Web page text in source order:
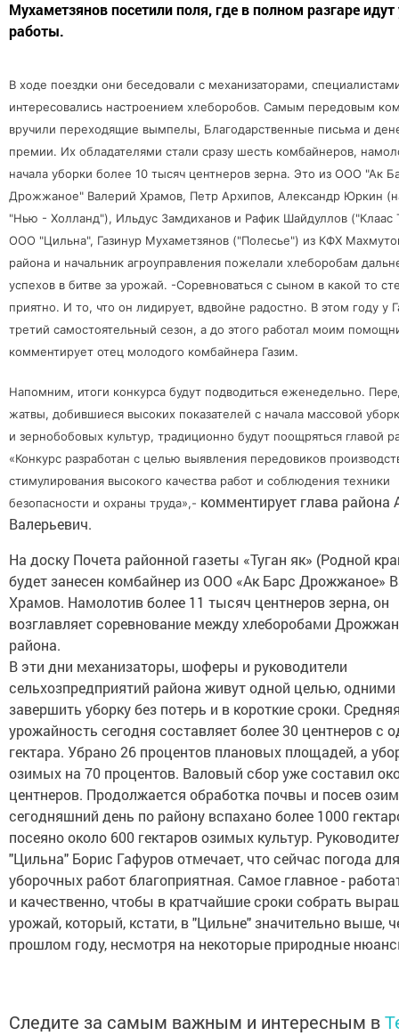
Мухаметзянов посетили поля, где в полном разгаре
работы.
В ходе поездки они беседовали с механизаторами,
интересовались настроением хлеборобов. Самым передовым
вручили переходящие вымпелы, Благодарственные письма и
премии. Их обладателями стали сразу шесть комбайнеров,
начала уборки более 10 тысяч центнеров зерна. Это из ООО "Ак
Дрожжаное" Валерий Храмов, Петр Архипов, Александр Юркин
"Нью - Холланд"), Ильдус Замдиханов и Рафик Шайдуллов ("Клаас
ООО "Цильна", Газинур Мухаметзянов ("Полесье") из КФХ
района и начальник агроуправления пожелали хлеборобам
успехов в битве за урожай. -Соревноваться с сыном в какой то
приятно. И то, что он лидирует, вдвойне радостно. В этом году у
третий самостоятельный сезон, а до этого работал моим
комментирует отец молодого комбайнера Газим.
Напомним, итоги конкурса будут подводиться еженедельно.
жатвы, добившиеся высоких показателей с начала массовой
и зернобобовых культур, традиционно будут поощряться главой
«Конкурс разработан с целью выявления передовиков
стимулирования высокого качества работ и соблюдения техники
безопасности и охраны труда»,- комментирует глава района
Валерьевич.
На доску Почета районной газеты «Туган як» (Родной
будет занесен комбайнер из ООО «Ак Барс Дрожжаное»
Храмов. Намолотив более 11 тысяч центнеров зерна, он
возглавляет соревнование между хлеборобами
района.
В эти дни механизаторы, шоферы и руководители
сельхозпредприятий района живут одной целью,
завершить уборку без потерь и в короткие сроки.
урожайность сегодня составляет более 30 центнеров с
гектара. Убрано 26 процентов плановых площадей, а
озимых на 70 процентов. Валовый сбор уже составил
центнеров. Продолжается обработка почвы и посев
сегодняшний день по району вспахано более 1000
посеяно около 600 гектаров озимых культур.
"Цильна" Борис Гафуров отмечает, что сейчас погода для
уборочных работ благоприятная. Самое главное -
и качественно, чтобы в кратчайшие сроки собрать
урожай, который, кстати, в "Цильне" значительно выше,
прошлом году, несмотря на некоторые природные
Следите за самым важным и интересным в